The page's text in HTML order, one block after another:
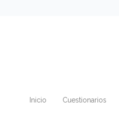
Inicio Cuestionarios